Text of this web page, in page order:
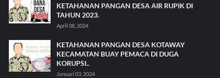
KETAHANAN PANGAN DESA AIR RUPIK DI
TAHUN 2023.
April 08, 2024
KETAHANAN PANGAN DESA KOTAWAY
KECAMATAN BUAY PEMACA DI DUGA
KORUPSI..
Januari 03, 2024